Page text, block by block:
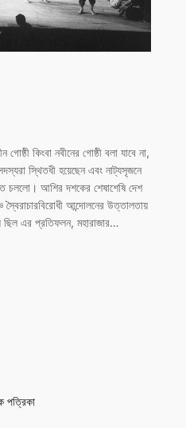
কিংবা নবীনের গোষ্ঠী বলা যাবে না,
স্থিতধী হয়েছেন এবং নাট্যসৃজনে
চললো। আশির দশকের শেষাশেষি দেশ
আন্দোলনের উত্তালতায়
ছিল এর প্রতিফলন, মহারাজার…
পত্রিকা